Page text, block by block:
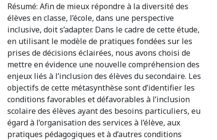
Résumé: Afin de mieux répondre à la diversité des
élèves en classe, l’école, dans une perspective
inclusive, doit s’adapter. Dans le cadre de cette étude,
en utilisant le modèle de pratiques fondées sur les
prises de décisions éclairées, nous avons choisi de
mettre en évidence une nouvelle compréhension des
enjeux liés à l’inclusion des élèves du secondaire. Les
objectifs de cette métasynthèse sont d’identifier les
conditions favorables et défavorables à l’inclusion
scolaire des élèves ayant des besoins particuliers, eu
égard à l’organisation des services à l’élève, aux
pratiques pédagogiques et à d’autres conditions